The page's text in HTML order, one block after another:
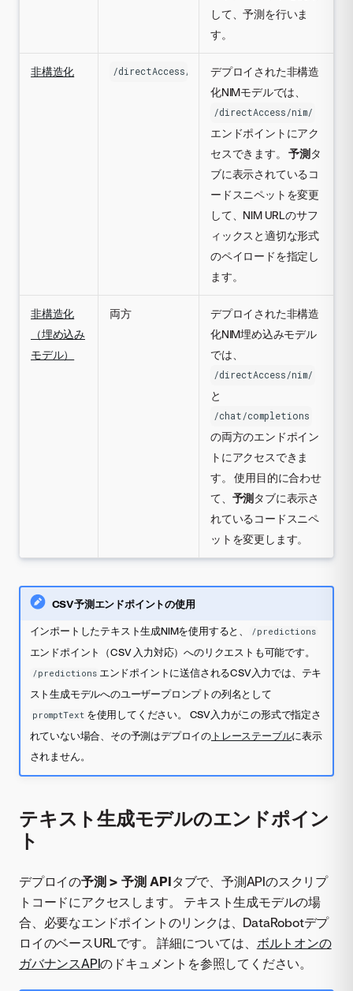
して、予測を行いま
す。
非構造化 /directAccess/nim/デプロイされた非構造
化NIMモデルでは、
/directAccess/nim/
エンドポイントにアク
セスできます。予測 タ
ブに表示されているコ
ードスニペットを変更
して、NIM URLのサフ
ィックスと適切な形式
のペイロードを指定し
ます。
非構造化
（埋め込み
モデル）
両方
デプロイされた非構造
化NIM埋め込みモデル
では、
/directAccess/nim/
と
/chat/completions
の両方のエンドポイン
トにアクセスできま
す。 使用目的に合わせ
て、 予測 タブに表示さ
れているコードスニペ
ットを変更します。
CSV予測エンドポイントの使用
インポートしたテキスト生成NIMを使用すると、 /predictions
エンドポイント（CSV 入力対応）へのリクエストも可能です。
/predictions エンドポイントに送信されるCSV入力では、テキ
スト生成モデルへのユーザープロンプトの列名として
promptText を使用してください。 CSV入力がこの形式で指定さ
れていない場合、その予測はデプロイのトレーステーブルに表示
されません。
テキスト生成モデルのエンドポイン
ト
デプロイの予測 > 予測 APIタブで、予測APIのスクリプ
トコードにアクセスします。 テキスト生成モデルの場
合、必要なエンドポイントのリンクは、DataRobotデプ
ロイのベースURLです。 詳細については、 ボルトオンの
ガバナンスAPIのドキュメントを参照してください。